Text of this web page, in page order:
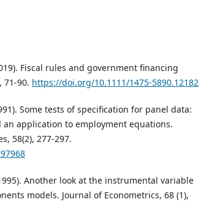
Fiscal rules and government financing
71-90. https://doi.org/10.1111/1475-5890.12182
Some tests of specification for panel data:
an application to employment equations.
58(2), 277-297.
Another look at the instrumental variable
models. Journal of Econometrics, 68 (1),